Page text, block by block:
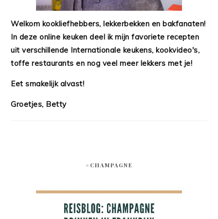
Welkom kookliefhebbers, lekkerbekken en bakfanaten!
In deze online keuken deel ik mijn favoriete recepten
uit verschillende Internationale keukens, kookvideo's,
toffe restaurants en nog veel meer lekkers met je!
Eet smakelijk alvast!
Groetjes, Betty
#CHAMPAGNE